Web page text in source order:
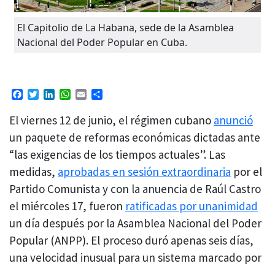
El Capitolio de La Habana, sede de la Asamblea
Nacional del Poder Popular en Cuba.
Facebook
TwitterLinkedIn
WhatsApp
Email
El viernes 12 de junio, el régimen cubano anunció
un paquete de reformas económicas dictadas ante
“las exigencias de los tiempos actuales”. Las
medidas, aprobadas en sesión extraordinaria por el
Partido Comunista y con la anuencia de Raúl Castro
el miércoles 17, fueron ratificadas por unanimidad
un día después por la Asamblea Nacional del Poder
Popular (ANPP). El proceso duró apenas seis días,
una velocidad inusual para un sistema marcado por